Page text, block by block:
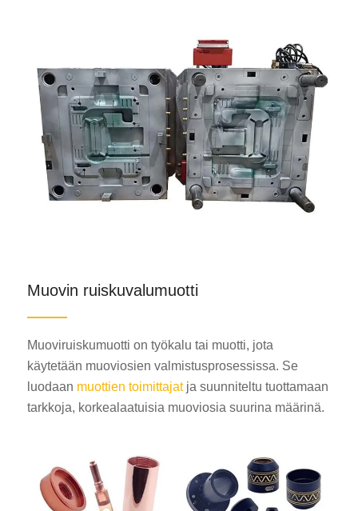
Muovin ruiskuvalumuotti
Muoviruiskumuotti on työkalu tai muotti, jota
käytetään muoviosien valmistusprosessissa. Se
luodaan muottien toimittajatja suunniteltu tuottamaan
tarkkoja, korkealaatuisia muoviosia suurina määrinä.